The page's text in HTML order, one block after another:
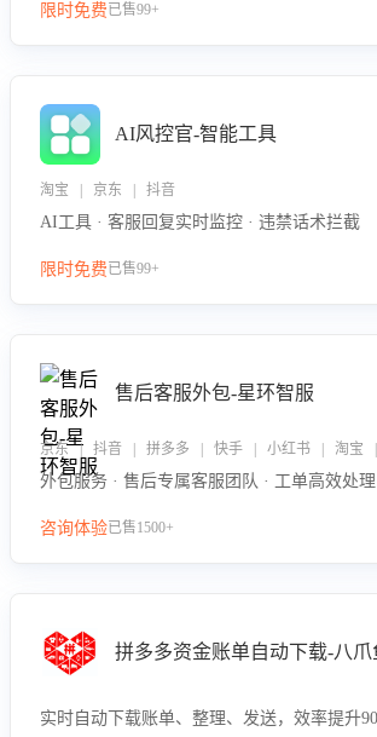
限时免费已售99+
AI风控官-智能工具
淘宝 | 京东 | 抖音
AI工具 · 客服回复实时监控 · 违禁话术拦截
限时免费已售99+
售后客服外包-星环智服
京东 | 抖音 | 拼多多 | 快手 | 小红书 | 淘宝 |
外包服务 · 售后专属客服团队 · 工单高效处理
咨询体验已售1500+
拼多多资金账单自动下载-八爪
实时自动下载账单、整理、发送，效率提升